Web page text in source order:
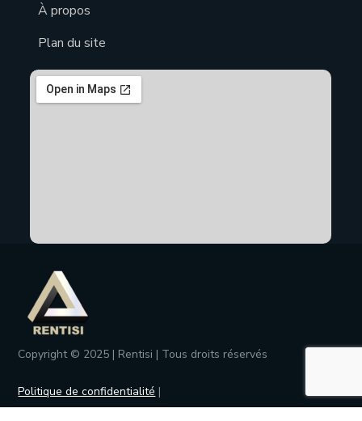
À propos
Plan du site
Copyright © 2025 | Rentisi | Tous droits réservés
Politique de confidentialité |
Conditions générales de ventes|